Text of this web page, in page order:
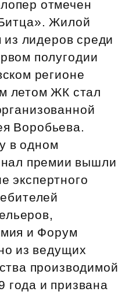
отмечен
Жилой
лидеров среди
полугодии
регионе
летом ЖК стал
Воробьева.
в одном
премии вышли
экспертного
и Форум
из ведущих
производимой
года и призвана